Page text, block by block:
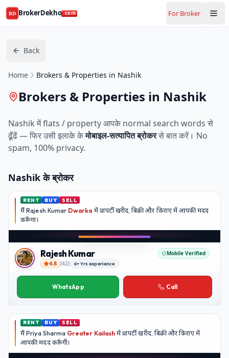
BD BrokerDekho .com For Broker
Back
Home Brokers & Properties in Nashik
Brokers & Properties in Nashik
Nashik में flats / property आपके normal search words से
ढूँढें — फिर उसी इलाके केमोबाइल-सत्यापित ब्रोकरसे बात करें। No
spam, 100% privacy.
Nashikके ब्रोकर
RENT BUY SELL
मैंRajesh Kumar Dwarka में प्रापर्टी खरीद, बिक्री और किराए में आपकी मदद
करूँगा।
Rajesh Kumar
Rajesh Kumar Mobile Verified
4.8 (42) 6+ Yrs experience
WhatsApp Call
RENT BUY SELL
मैंPriya Sharma Greater Kailash में प्रापर्टी खरीद, बिक्री और किराए में
आपकी मदद करूँगी।